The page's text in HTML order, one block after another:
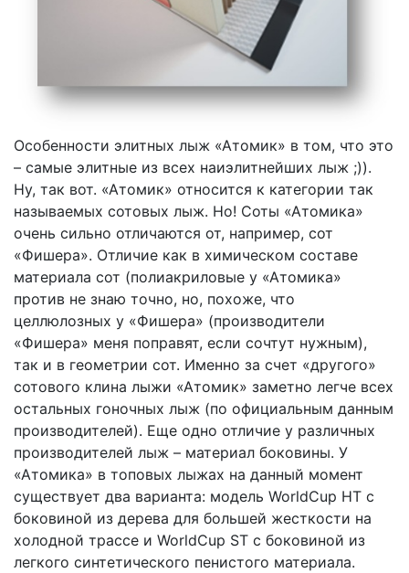
Особенности элитных лыж «Атомик» в том, что это
– самые элитные из всех наиэлитнейших лыж ;)).
Ну, так вот. «Атомик» относится к категории так
называемых сотовых лыж. Но! Соты «Атомика»
очень сильно отличаются от, например, сот
«Фишера». Отличие как в химическом составе
материала сот (полиакриловые у «Атомика»
против не знаю точно, но, похоже, что
целлюлозных у «Фишера» (производители
«Фишера» меня поправят, если сочтут нужным),
так и в геометрии сот. Именно за счет «другого»
сотового клина лыжи «Атомик» заметно легче всех
остальных гоночных лыж (по официальным данным
производителей). Еще одно отличие у различных
производителей лыж – материал боковины. У
«Атомика» в топовых лыжах на данный момент
существует два варианта: модель WorldCup HT с
боковиной из дерева для большей жесткости на
холодной трассе и WorldCup ST с боковиной из
легкого синтетического пенистого материала.